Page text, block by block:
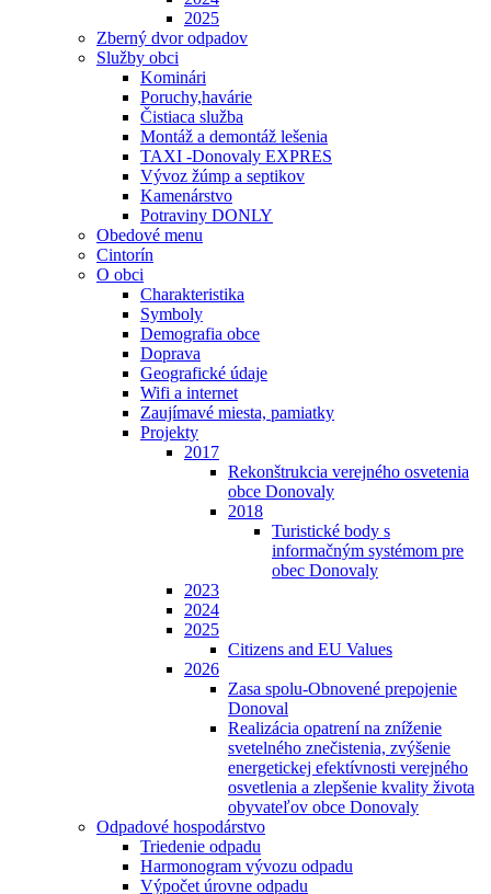
2025
Zberný dvor odpadov
Služby obci
Kominári
Poruchy,havárie
Čistiaca služba
Montáž a demontáž lešenia
TAXI -Donovaly EXPRES
Vývoz žúmp a septikov
Kamenárstvo
Potraviny DONLY
Obedové menu
Cintorín
O obci
Charakteristika
Symboly
Demografia obce
Doprava
Geografické údaje
Wifi a internet
Zaujímavé miesta, pamiatky
Projekty
2017
Rekonštrukcia verejného osvetenia
obce Donovaly
2018
Turistické body s
informačným systémom pre
obec Donovaly
2023
2024
2025
Citizens and EU Values
2026
Zasa spolu-Obnovené prepojenie
Donoval
Realizácia opatrení na zníženie
svetelného znečistenia, zvýšenie
energetickej efektívnosti verejného
osvetlenia a zlepšenie kvality života
obyvateľov obce Donovaly
Odpadové hospodárstvo
Triedenie odpadu
Harmonogram vývozu odpadu
Výpočet úrovne odpadu